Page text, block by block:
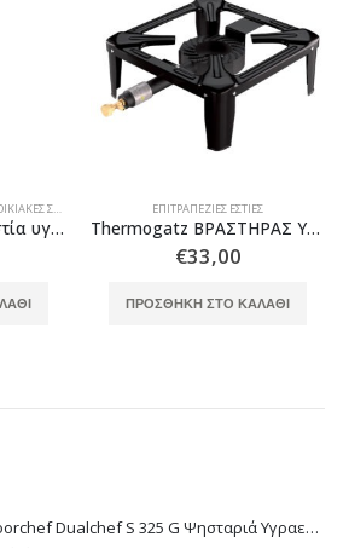
ΣΥΣΚΕΥΈΣ ΕΣΤΊΑΣΗΣ
Calfer Gas CFO1W Εστία υγραερίου εμαγιέ λευκή 1 καυστήρας
ΕΠΙΤΡΑΠΈΖΙΕΣ ΕΣΤΊΕΣ
Thermogatz ΒΡΑΣΤΗΡΑΣ ΥΓΡΑΕΡΙΟΥ BP 40×40 100 ΚΙΛΩΝ
€33,00
ΠΡΟΣΘΉΚΗ ΣΤΟ ΚΑΛΆΘΙ
Outdoorchef Dualchef S 325 G Ψησταριά Υγραερίου